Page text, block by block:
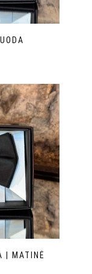
| MATINĖ